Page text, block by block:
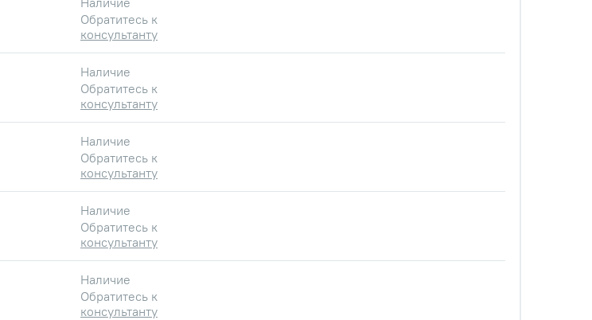
Обратитесь к
консультанту
Наличие
Обратитесь к
консультанту
Наличие
Обратитесь к
консультанту
Наличие
Обратитесь к
консультанту
Наличие
Обратитесь к
консультанту